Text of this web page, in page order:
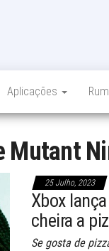
Aplicações
Mutant
25 Julho, 2023
Xbox
cheira a
Se gosta de